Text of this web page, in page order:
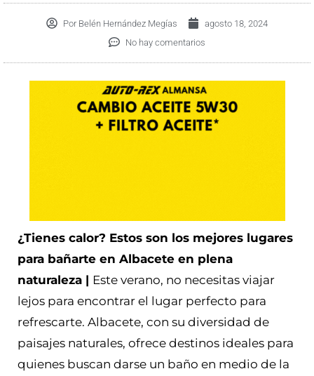
Por Belén Hernández Megías
agosto 18, 2024
No hay comentarios
¿Tienes calor? Estos son los mejores lugares
para bañarte en Albacete en plena
naturaleza | Este verano, no necesitas viajar
lejos para encontrar el lugar perfecto para
refrescarte. Albacete, con su diversidad de
paisajes naturales, ofrece destinos ideales para
quienes buscan darse un baño en medio de la